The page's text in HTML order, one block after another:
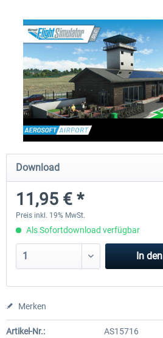
Aerosoft Mega Airport Brüssel
24,95 € *
Download
11,95 € *
Preis inkl. 19% MwSt.
Als Sofortdownload verfügbar
In den
Merken
Artikel-Nr.:
AS15716